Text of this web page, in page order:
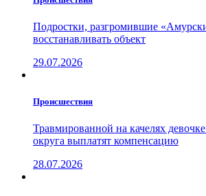
Подростки, разгромившие
восстанавливать объект
29.07.2026
Проиcшествия
Травмированной на качелях
округа выплатят компенсацию
28.07.2026